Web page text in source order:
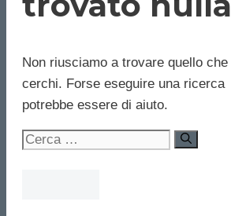
Non riusciamo a trovare quello che
cerchi. Forse eseguire una ricerca
potrebbe essere di aiuto.
Ricerca